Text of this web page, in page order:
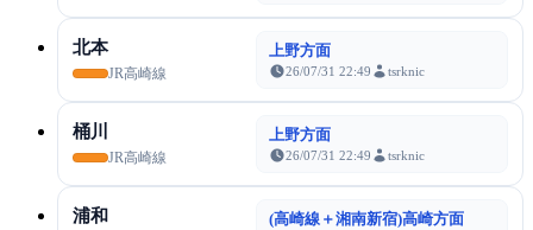
北本
JR高崎線
上野方面
26/07/31 22:49 tsrknic
桶川
JR高崎線
上野方面
26/07/31 22:49 tsrknic
浦和 (高崎線＋湘南新宿)高崎方面